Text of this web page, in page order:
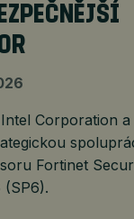
Corporation
Fortinet
(SP6).